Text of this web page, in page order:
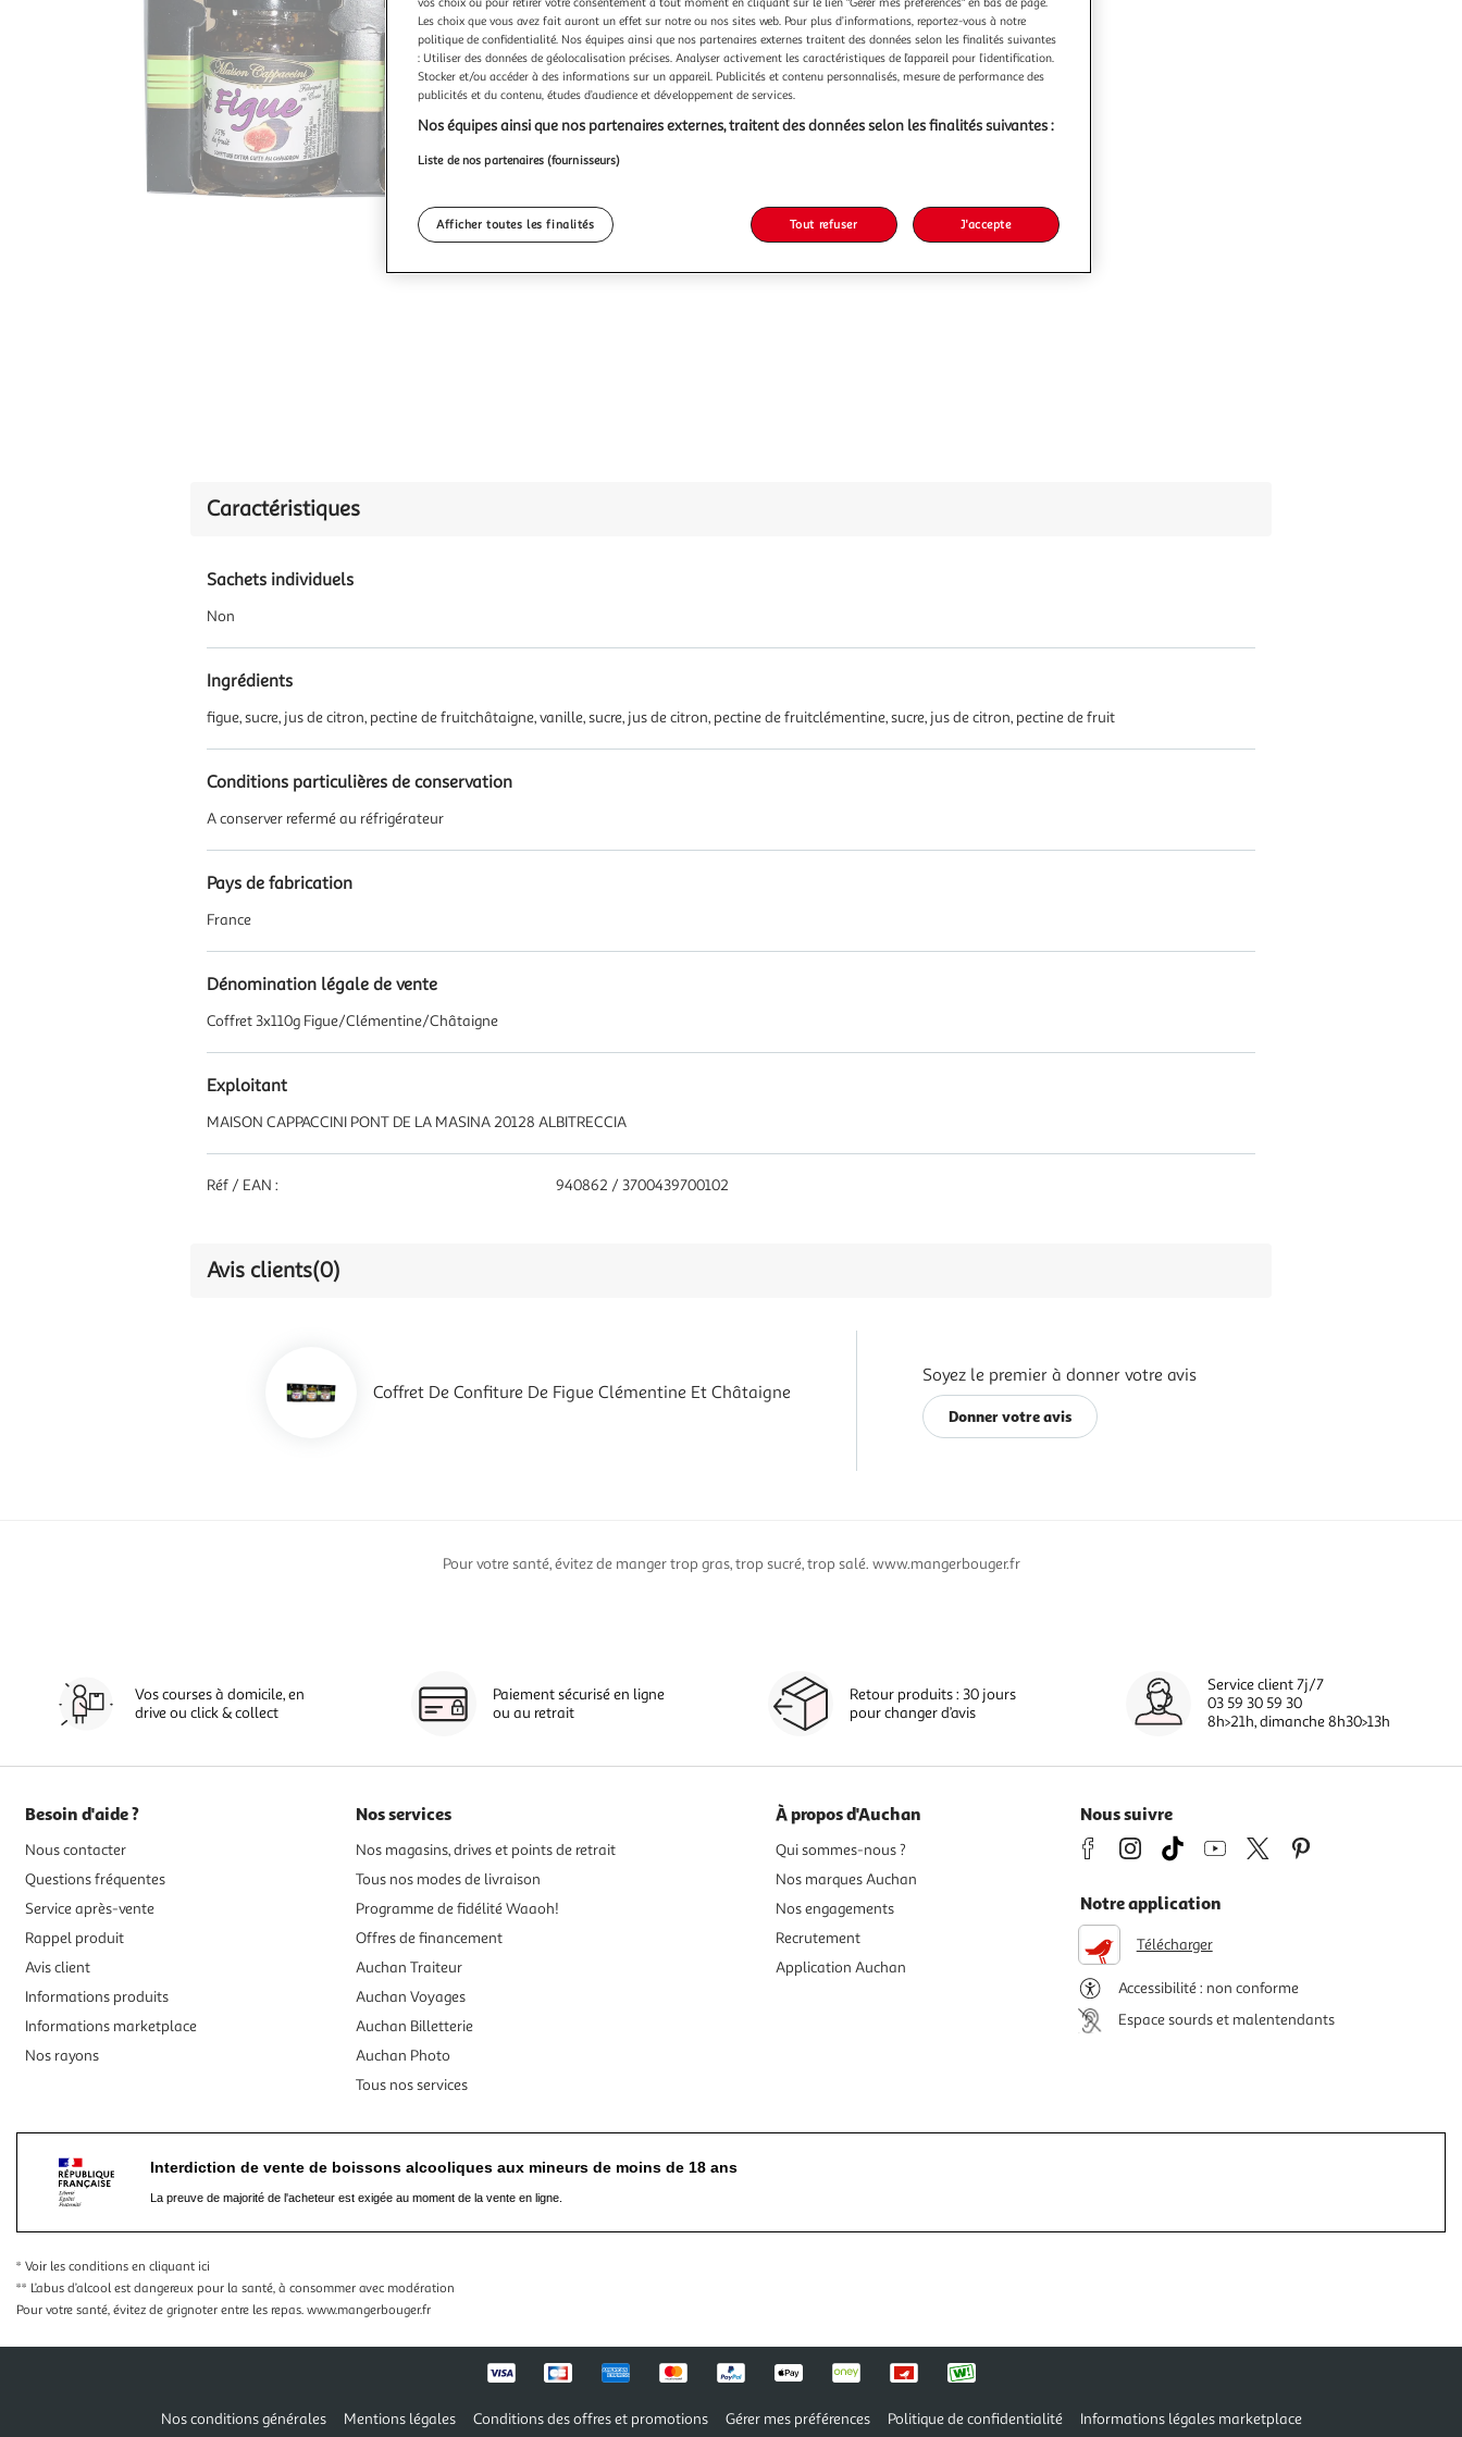
Caractéristiques
Sachets individuels
Non
Ingrédients
figue, sucre, jus de citron, pectine de fruitchâtaigne, vanille, sucre, jus de citron, pectine de fruitclémentine, sucre, jus de citron, pectine de fruit
Conditions particulières de conservation
A conserver refermé au réfrigérateur
Pays de fabrication
France
Dénomination légale de vente
Coffret 3x110g Figue/Clémentine/Châtaigne
Exploitant
MAISON CAPPACCINI PONT DE LA MASINA 20128 ALBITRECCIA
Réf / EAN : 940862 / 3700439700102
Avis clients(0)
Coffret De Confiture De Figue Clémentine Et Châtaigne
Soyez le premier à donner votre avis
Donner votre avis
Pour votre santé, évitez de manger trop gras, trop sucré, trop salé. www.mangerbouger.fr
Vos courses à domicile, en
drive ou click & collect
Paiement sécurisé en ligne
ou au retrait
Retour produits : 30 jours
pour changer d’avis
Service client 7j/7
03 59 30 59 30
8h>21h, dimanche 8h30>13h
Besoin d'aide ?
Nous contacter
Questions fréquentes
Service après-vente
Rappel produit
Avis client
Informations produits
Informations marketplace
Nos rayons
Nos services
Nos magasins, drives et points de retrait
Tous nos modes de livraison
Programme de fidélité Waaoh!
Offres de financement
Auchan Traiteur
Auchan Voyages
Auchan Billetterie
Auchan Photo
Tous nos services
À propos d'Auchan
Qui sommes-nous ?
Nos marques Auchan
Nos engagements
Recrutement
Application Auchan
Nous suivre
Notre application
Télécharger
Accessibilité : non conforme
Espace sourds et malentendants
Interdiction de vente de boissons alcooliques aux mineurs de moins de 18 ans
La preuve de majorité de l'acheteur est exigée au moment de la vente en ligne.
* Voir les conditions en cliquant ici
** L’abus d’alcool est dangereux pour la santé, à consommer avec modération
Pour votre santé, évitez de grignoter entre les repas. www.mangerbouger.fr
Nos conditions générales Mentions légales Conditions des offres et promotions Gérer mes préférences Politique de confidentialité Informations légales marketplace
Les choix que vous avez fait auront un effet sur notre ou nos sites web. Pour plus d’informations, reportez-vous à notre
politique de confidentialité. Nos équipes ainsi que nos partenaires externes traitent des données selon les finalités suivantes
: Utiliser des données de géolocalisation précises. Analyser activement les caractéristiques de l’appareil pour l’identification.
Stocker et/ou accéder à des informations sur un appareil. Publicités et contenu personnalisés, mesure de performance des
publicités et du contenu, études d’audience et développement de services.
Nos équipes ainsi que nos partenaires externes, traitent des données selon les finalités suivantes :
Liste de nos partenaires (fournisseurs)
Afficher toutes les finalités Tout refuser J'accepte